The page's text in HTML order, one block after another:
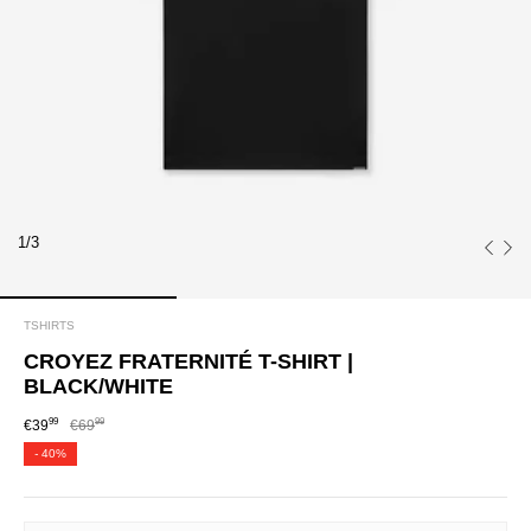
1/3
TSHIRTS
CROYEZ FRATERNITÉ T-SHIRT |
BLACK/WHITE
€3999 €6999
- 40%